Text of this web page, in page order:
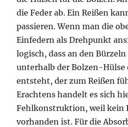
die Feder ab. Ein Reißen
passieren. Wenn man die
Einfedern als Drehpunkt
logisch, dass an den
unterhalb der Bolzen-Hülse
entsteht, der zum Reißen
Erachtens handelt es sich
Fehlkonstruktion, weil kein
vorhanden ist. Für die